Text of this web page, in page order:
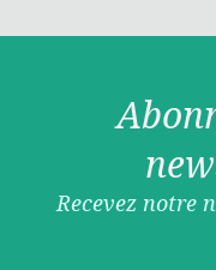
Recevez notre